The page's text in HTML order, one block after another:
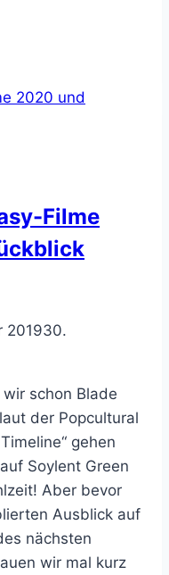
Filme
201930.
schon Blade
der Popcultural
gehen
Soylent Green
Aber bevor
Ausblick auf
nächsten
wir mal kurz